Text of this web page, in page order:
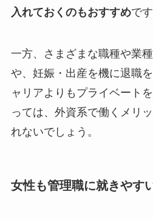
入れておくのもおすすめです
一方、さまざまな職種や業
や、妊娠・出産を機に退職
ャリアよりもプライベート
っては、外資系で働くメリ
れないでしょう。
女性も管理職に就きやす